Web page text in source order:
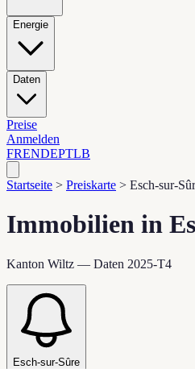
Energie
Daten
Preise
Anmelden
FRENDEPTLB
Startseite > Preiskarte > Esch-sur-
Immobilien in
Kanton Wiltz — Daten 2025-T4
Esch-sur-Sûre